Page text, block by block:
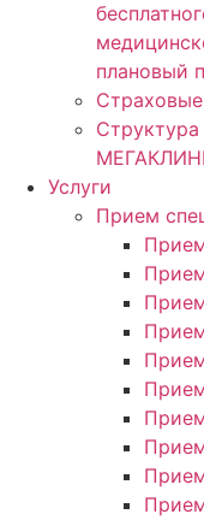
плановый
Услуги
Прием